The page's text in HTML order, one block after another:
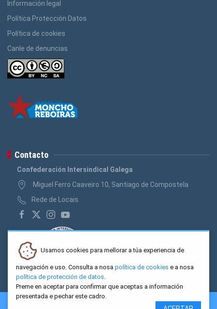
Información legal
Política Protección Datos
Política de cookies
Canle de denuncias
Contacto
Confederación Intersindical Galega
Miguel Ferro Caaveiro 10, Santiago de Compostela
Rede de Locais
2026 CIG. Confederación Intersindical Galega - Miguel Ferro
Usamos cookies para mellorar a túa experiencia de
navegación e uso. Consulta a nosa política de cookies e a nosa
política de protección de datos.
Preme en aceptar para confirmar que aceptas a información
presentada e pechar este cadro.